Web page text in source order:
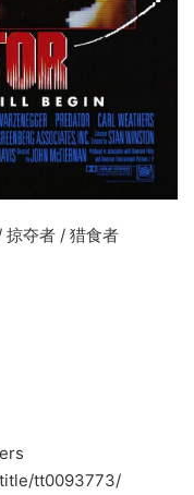
掠夺者 / 猎食者
tt0093773/